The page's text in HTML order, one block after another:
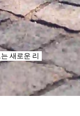
새로운 리